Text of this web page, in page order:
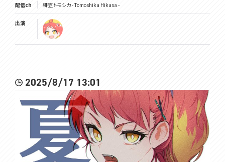
配信ch 緋笠トモシカ - Tomoshika Hikasa -
出演
2025/8/17 13:01